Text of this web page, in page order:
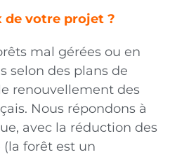
de votre projet ?
mal gérées ou en
selon des plans de
renouvellement des
Nous répondons à
avec la réduction des
forêt est un